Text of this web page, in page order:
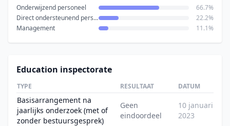
Onderwijzend personeel
66.7%
Direct ondersteunend personeel
22.2%
Management
11.1%
Education inspectorate
TYPE RESULTAAT DATUM
Basisarrangement na
jaarlijks onderzoek (met of
zonder bestuursgesprek)
Geen
eindoordeel
10 januari
2023